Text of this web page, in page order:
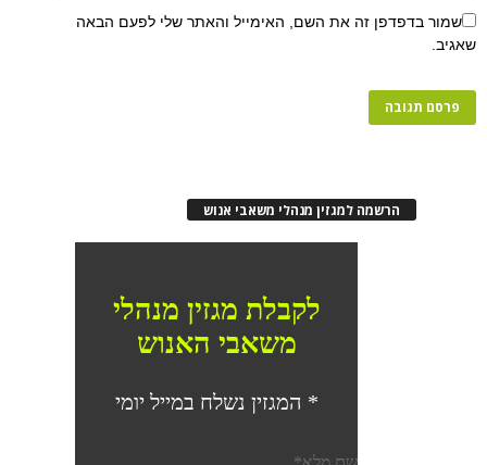
שמור בדפדפן זה את השם, האימייל והאתר שלי לפעם הבאה
שאגיב.
הרשמה למגזין מנהלי משאבי אנוש